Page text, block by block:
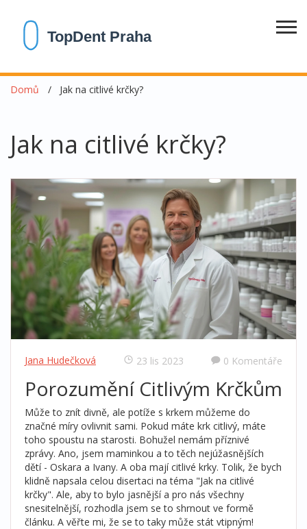
Domů Jak na citlivé krčky?
Jak na citlivé krčky?
Jana Hudečková 23 lis 2023 0 Komentáře
Porozumění Citlivým Krčkům
Může to znít divně, ale potíže s krkem můžeme do
značné míry ovlivnit sami. Pokud máte krk citlivý, máte
toho spoustu na starosti. Bohužel nemám příznivé
zprávy. Ano, jsem maminkou a to těch nejúžasnějších
dětí - Oskara a Ivany. A oba mají citlivé krky. Tolik, že bych
klidně napsala celou disertaci na téma "Jak na citlivé
krčky". Ale, aby to bylo jasnější a pro nás všechny
snesitelnější, rozhodla jsem se to shrnout ve formě
článku. A věřte mi, že se to taky může stát vtipným!